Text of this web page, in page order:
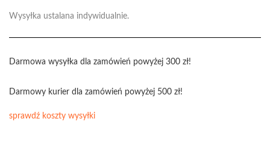
Wysyłka ustalana indywidualnie.
Darmowa wysyłka dla zamówień powyżej 300 zł!
Darmowy kurier dla zamówień powyżej 500 zł!
sprawdź koszty wysyłki